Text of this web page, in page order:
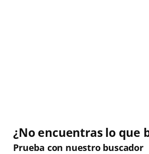
¿No encuentras lo que
Prueba con nuestro buscador